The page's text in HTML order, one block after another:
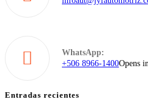
WhatsApp:
+506 8966-1400Opens
Entradas recientes